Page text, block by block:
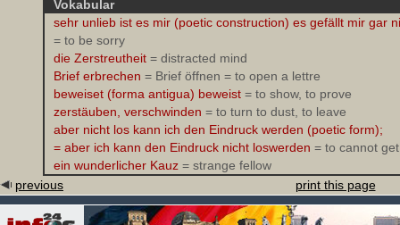
Vokabular
sehr unlieb ist es mir (poetic construction) es gefällt mir gar
= to be sorry
die Zerstreutheit = distracted mind
Brief erbrechen = Brief öffnen = to open a lettre
beweiset (forma antigua) beweist = to show, to prove
zerstäuben, verschwinden = to turn to dust, to leave
aber nicht los kann ich den Eindruck werden (poetic form);
= aber ich kann den Eindruck nicht loswerden = to cannot
ein wunderlicher Kauz = strange fellow
previous
print this page